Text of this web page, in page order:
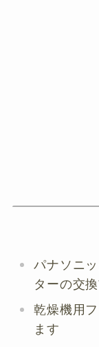
パナソニ
ターの交
乾燥機用
ます